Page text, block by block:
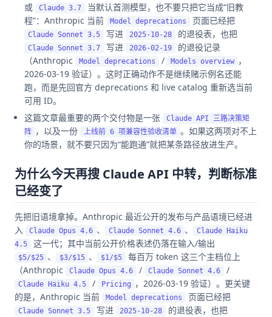
或 Claude 3.7
当默认首测模型，也不要只把它当成“旧教
程”：Anthropic 当前
Model deprecations 页面已经把
Claude Sonnet 3.5 写进 2025-10-28 的退役表，也把
Claude Sonnet 3.7 写进 2026-02-19
的退役记录
（Anthropic
Model deprecations / Models overview ，
2026-03-19 验证）。这时正确动作不是继续赌示例名还能
跑，而是先回官方 deprecations 和 live catalog 重新选当前
可用 ID。
这篇文章最重要的两个交付物是一张
Claude API 三路决策矩
阵 ，以及一份 上线前 6 项兼容性验收清单 。如果这两项对不上
你的场景，就不要只因为“能跑通”就把某条路径放进生产。
为什么今天再搜 Claude API 中转，判断标准
已经变了
先把旧语境拿掉。Anthropic 最近公开的发布与产品语境已经进
入
Claude Opus 4.6 、 Claude Sonnet 4.6 、
Claude Haiku
4.5
这一代；其中当前公开价格表述仍落在输入/输出
$5/$25 、 $3/$15 、 $1/$5
每百万 token 这三个主档位上
（Anthropic
Claude Opus 4.6 / Claude Sonnet 4.6 /
Claude Haiku 4.5 / Pricing
，2026-03-19 验证）。更关键
的是，Anthropic 当前
Model deprecations 页面已经把
Claude Sonnet 3.5 写进 2025-10-28 的退役表，也把